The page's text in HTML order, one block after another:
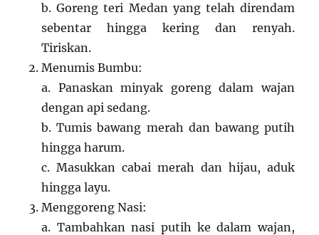
b. Goreng teri Medan yang telah direndam
sebentar hingga kering dan renyah.
Tiriskan.
Menumis Bumbu:
a. Panaskan minyak goreng dalam wajan
dengan api sedang.
b. Tumis bawang merah dan bawang putih
hingga harum.
c. Masukkan cabai merah dan hijau, aduk
hingga layu.
Menggoreng Nasi:
a. Tambahkan nasi putih ke dalam wajan,